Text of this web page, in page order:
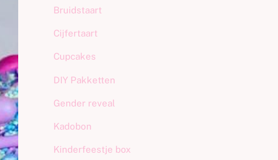
Bruidstaart
Cijfertaart
Cupcakes
DIY Pakketten
Gender reveal
Kadobon
Kinderfeestje box